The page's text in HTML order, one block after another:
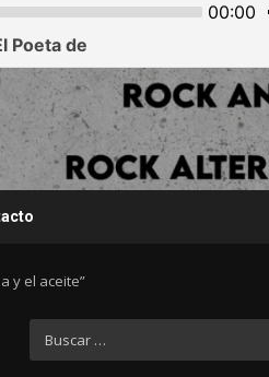
y el aceite”
Buscar: